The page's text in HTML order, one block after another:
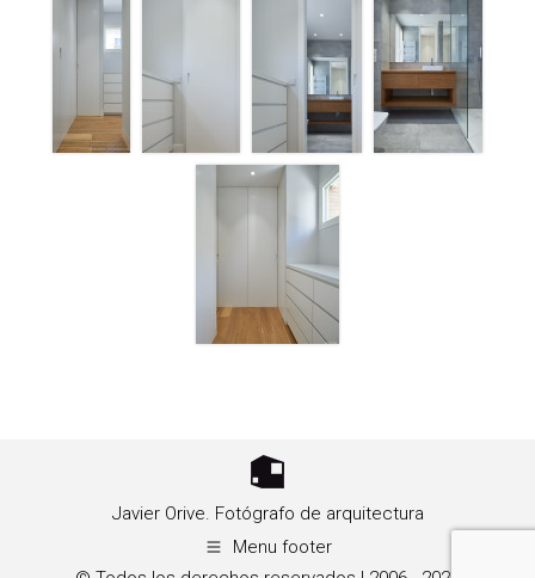
Javier Orive. Fotógrafo de arquitectura
Menu footer